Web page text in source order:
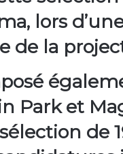
lors
de la
Parket
de